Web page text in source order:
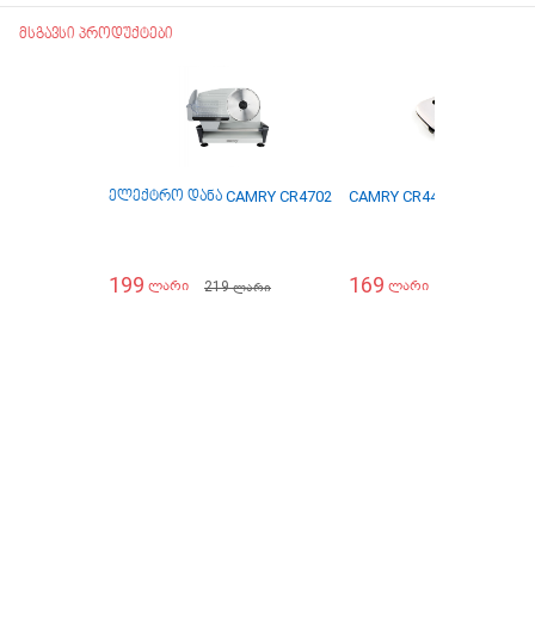
მსგავსი პროდუქტები
ელექტრო დანა CAMRY CR4702
199 ლარი 219ლარი
CAMRY CR4470 ვაკუუმის
169 ლარი